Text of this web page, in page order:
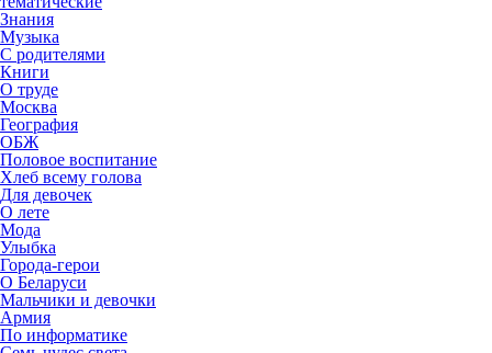
Знания
Музыка
С родителями
Книги
О труде
Москва
География
ОБЖ
Половое воспитание
Хлеб всему голова
Для девочек
О лете
Мода
Улыбка
Города-герои
О Беларуси
Мальчики и девочки
Армия
По информатике